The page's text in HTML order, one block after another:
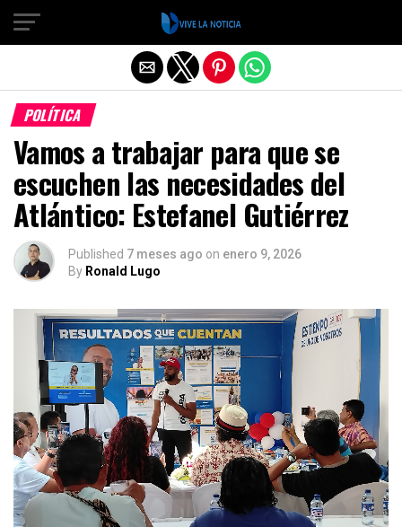
POLÍTICA
Vamos a trabajar para que se
escuchen las necesidades del
Atlántico: Estefanel Gutiérrez
Published 7 meses ago on enero 9, 2026
By Ronald Lugo
Salir de la versión móvil